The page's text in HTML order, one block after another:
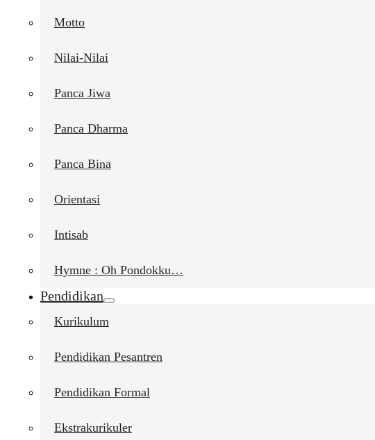
Motto
Nilai-Nilai
Panca Jiwa
Panca Dharma
Panca Bina
Orientasi
Intisab
Hymne : Oh Pondokku…
Pendidikan
Kurikulum
Pendidikan Pesantren
Pendidikan Formal
Ekstrakurikuler